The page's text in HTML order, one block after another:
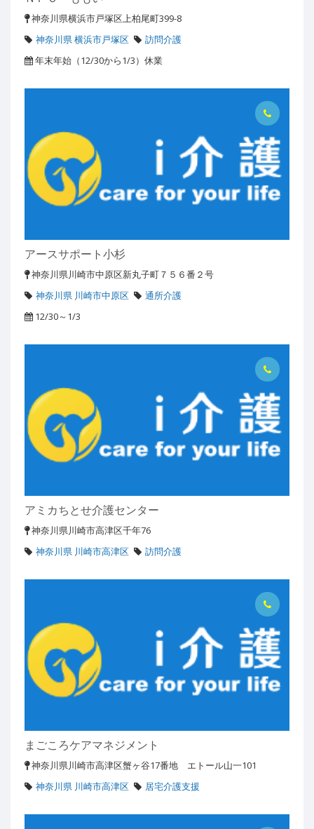
神奈川県横浜市戸塚区上柏尾町399-8
神奈川県 横浜市戸塚区
訪問介護
年末年始（12/30から1/3）休業
アースサポート小杉
神奈川県川崎市中原区新丸子町７５６番２号
神奈川県 川崎市中原区
通所介護
12/30～1/3
アミカちとせ介護センター
神奈川県川崎市高津区千年76
神奈川県 川崎市高津区
訪問介護
まごころケアマネジメント
神奈川県川崎市高津区蟹ヶ谷17番地 エトール山一101
神奈川県 川崎市高津区
居宅介護支援